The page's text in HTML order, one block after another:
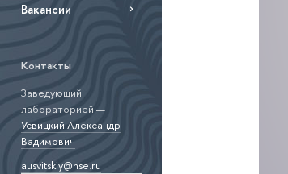
Вакансии
Контакты
Заведующий
лабораторией —
Усвицкий Александр
Вадимович
ausvitskiy@hse.ru